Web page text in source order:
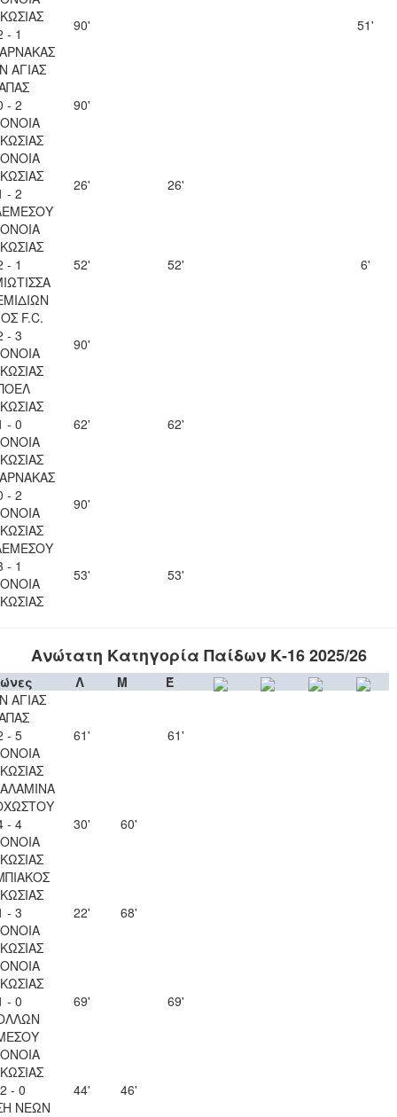
- 1
90' 51'
ΑΓΙΑΣ
- 2
90'
- 2
26' 26'
- 1
52' 52' 6'
F.C.
- 3
90'
- 0
62' 62'
- 2
90'
- 1
53' 53'
Ανώτατη Κατηγορία Παίδων Κ-16 2025/26
Λ Μ
Έ
ΑΓΙΑΣ
- 5
61' 61'
- 4
30' 60'
- 3
22' 68'
- 0
69' 69'
- 0
ΝΕΩΝ
44' 46'